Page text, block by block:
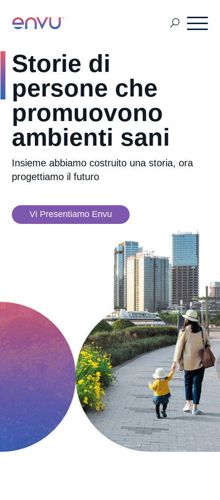
Newsletter Registrazione
Rapporto di Sostenibilità 2023
Mappa del sito
Lavorare in
Envu
SCHEDE DI SICUREZZA di tutti i prodotti
Igiene Ambientale
Professional Pest Control
Cura del verde professionale
Protezione dei cereali
Storie di
persone che
promuovono
ambienti sani
Insieme abbiamo costruito una storia, ora
progettiamo il futuro
Vi Presentiamo Envu